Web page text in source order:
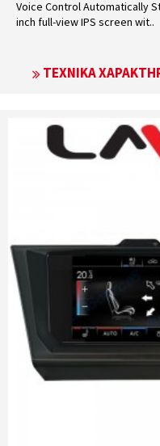
Voice Control Automatically
inch full-view IPS screen wit..
ΤΕΧΝΙΚΆ